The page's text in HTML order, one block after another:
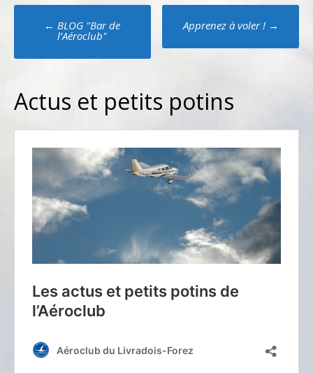
Poste
navigation
← BLOG "Bar de
l’Aéroclub"
Apprenez à voler ! →
Actus et petits potins